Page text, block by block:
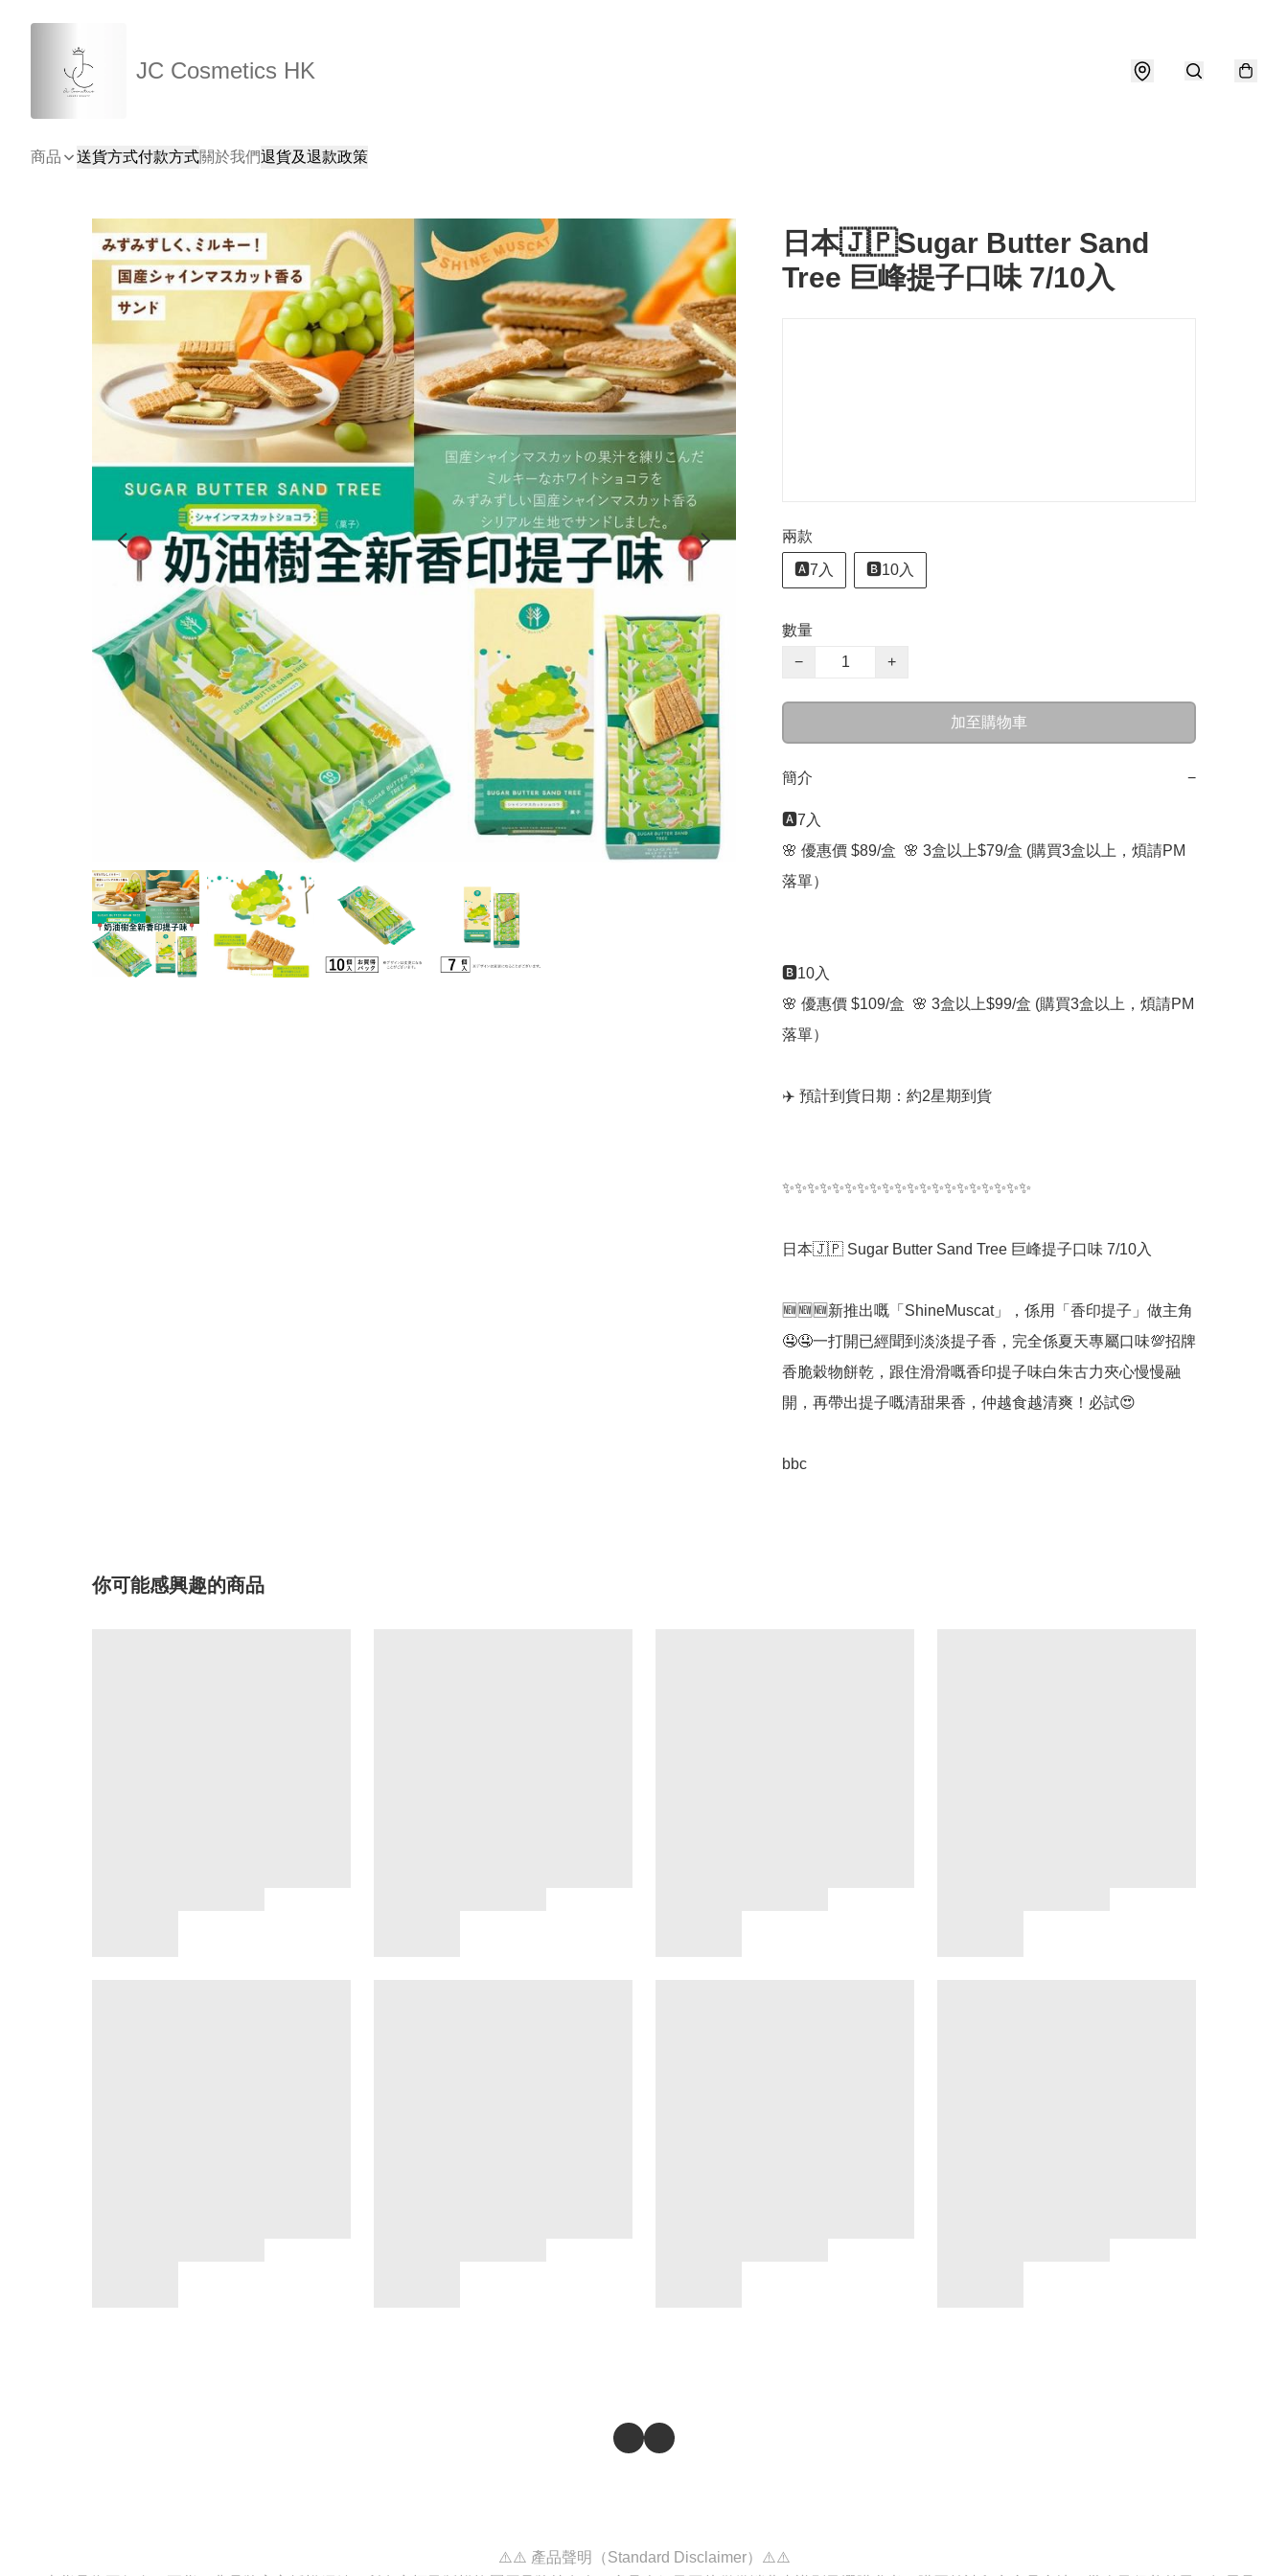
JC Cosmetics HK
商品 送貨方式付款方式關於我們退貨及退款政策
日本🇯🇵Sugar Butter Sand
Tree 巨峰提子口味 7/10入
兩款
🅰️7入 🅱️10入
數量
−
+
加至購物車
簡介 −
🅰️7入
🌸 優惠價 $89/盒  🌸 3盒以上$79/盒 (購買3盒以上，煩請PM
落單）
🅱️10入
🌸 優惠價 $109/盒  🌸 3盒以上$99/盒 (購買3盒以上，煩請PM
落單）
✈️ 預計到貨日期：約2星期到貨
✨✨✨✨✨✨✨✨✨✨✨✨✨✨✨✨✨✨✨✨
日本🇯🇵 Sugar Butter Sand Tree 巨峰提子口味 7/10入
🆕🆕🆕新推出嘅「ShineMuscat」，係用「香印提子」做主角
🤤🤤一打開已經聞到淡淡提子香，完全係夏天專屬口味💯招牌
香脆穀物餅乾，跟住滑滑嘅香印提子味白朱古力夾心慢慢融
開，再帶出提子嘅清甜果香，仲越食越清爽！必試😍
bbc
你可能感興趣的商品
⚠️⚠️ 產品聲明（Standard Disclaimer）⚠️⚠️